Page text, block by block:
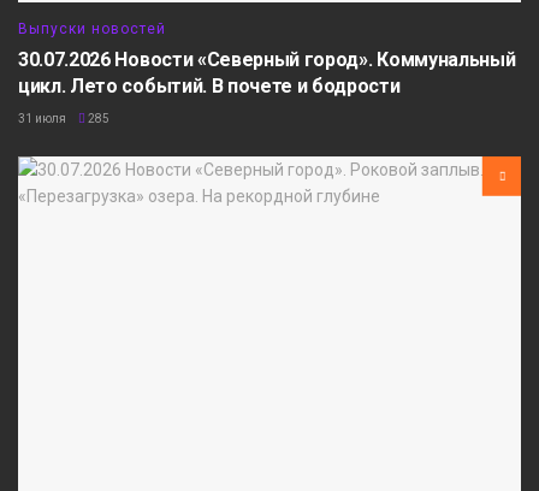
Выпуски новостей
30.07.2026 Новости «Северный город». Коммунальный
цикл. Лето событий. В почете и бодрости
31 июля 285